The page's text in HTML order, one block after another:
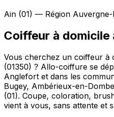
Ain (01) — Région
Coiffeur à domicile
Vous cherchez un coiffeur à
(01350) ? Allo-coiffure se
Anglefort et dans les
Bugey, Ambérieux-en-
(01). Coupe, coloration,
vient à vous, sans attente et